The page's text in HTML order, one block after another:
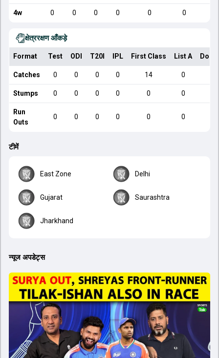
4w 0 0 0 0 0 0
क्षेत्ररक्षण आँकड़े
Format Test ODI T20I IPL First Class List A
Catches 0 0 0 0 14 0
Stumps 0 0 0 0 0 0
Run
Outs
0 0 0 0 0 0
टीमें
East Zone Delhi
Gujarat Saurashtra
Jharkhand
न्यूज अपडेट्स